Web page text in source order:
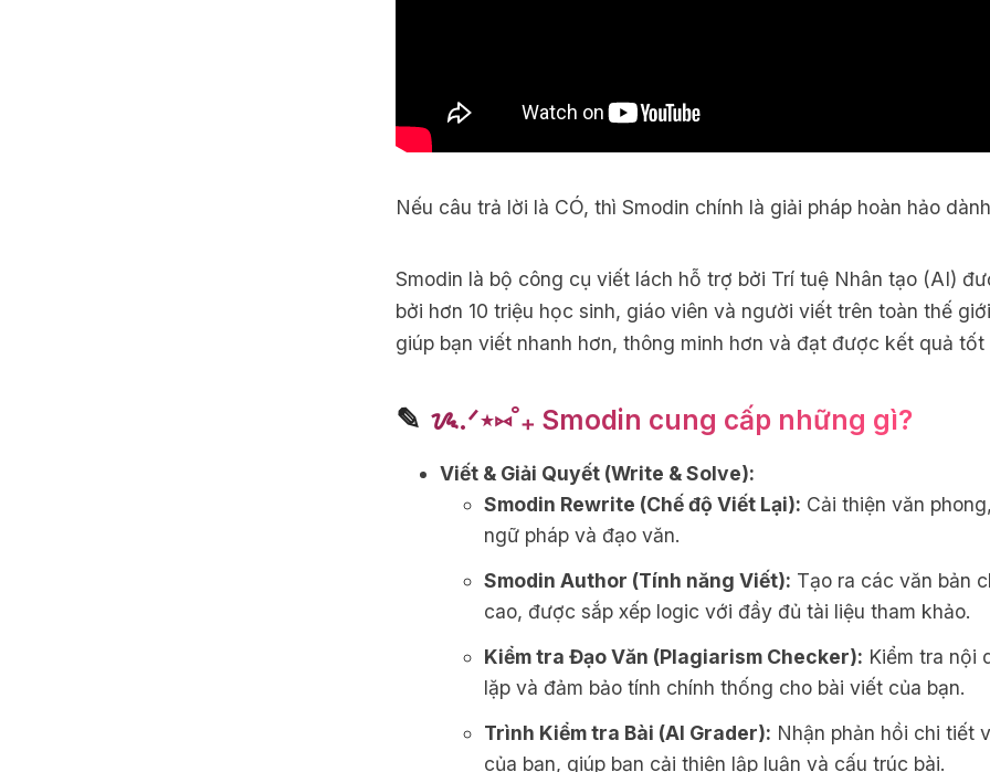
Nếu câu trả lời là CÓ, thì Smodin chính là giải pháp hoàn hảo
Smodin là bộ công cụ viết lách hỗ trợ bởi Trí tuệ Nhân tạo (AI)
bởi hơn 10 triệu học sinh, giáo viên và người viết trên toàn thế
giúp bạn viết nhanh hơn, thông minh hơn và đạt được kết quả tốt
✎ ᝰ.ᐟ⋆⑅˚₊ Smodin cung cấp những gì?
Viết & Giải Quyết (Write & Solve):
Smodin Rewrite (Chế độ Viết Lại): Cải thiện văn
ngữ pháp và đạo văn.
Smodin Author (Tính năng Viết): Tạo ra các văn bản
cao, được sắp xếp logic với đầy đủ tài liệu tham khảo.
Kiểm tra Đạo Văn (Plagiarism Checker): Kiểm tra nội
lặp và đảm bảo tính chính thống cho bài viết của bạn.
Trình Kiểm tra Bài (AI Grader): Nhận phản hồi chi tiết
của bạn, giúp bạn cải thiện lập luận và cấu trúc bài.